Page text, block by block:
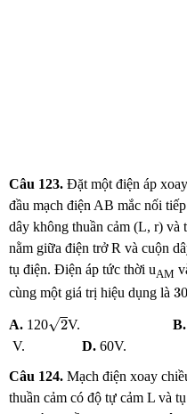
Câu 123. Đặt một điện áp
đầu mạch điện AB mắc nối
dây không thuần cảm (L, r)
nằm giữa điện trở R và cuộn
tụ điện. Điện áp tức thời uAM
cùng một giá trị hiệu dụng là 30
30
A. 120√2V. B.
V. D. 60V.
Câu 124. Mạch điện xoay
thuần cảm có độ tự cảm L và